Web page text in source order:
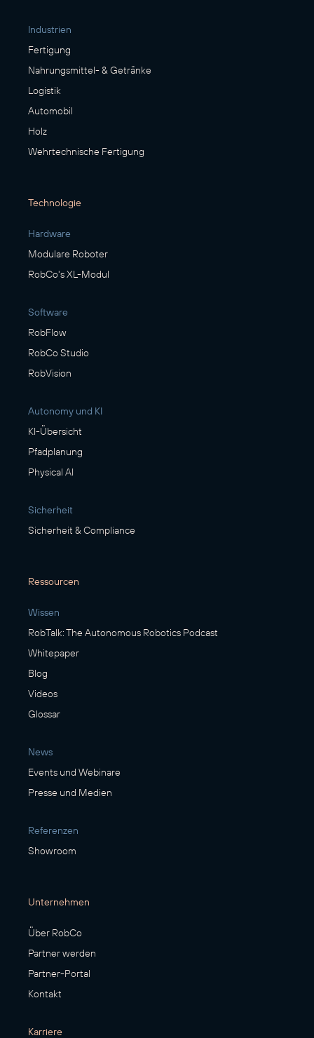
Industrien
Fertigung
Nahrungsmittel- & Getränke
Logistik
Automobil
Holz
Wehrtechnische Fertigung
Technologie
Hardware
Modulare Roboter
RobCo's XL-Modul
Software
RobFlow
RobCo Studio
RobVision
Autonomy und KI
KI-Übersicht
Pfadplanung
Physical AI
Sicherheit
Sicherheit & Compliance
Ressourcen
Wissen
RobTalk: The Autonomous Robotics Podcast
Whitepaper
Blog
Videos
Glossar
News
Events und Webinare
Presse und Medien
Referenzen
Showroom
Unternehmen
Über RobCo
Partner werden
Partner-Portal
Kontakt
Karriere